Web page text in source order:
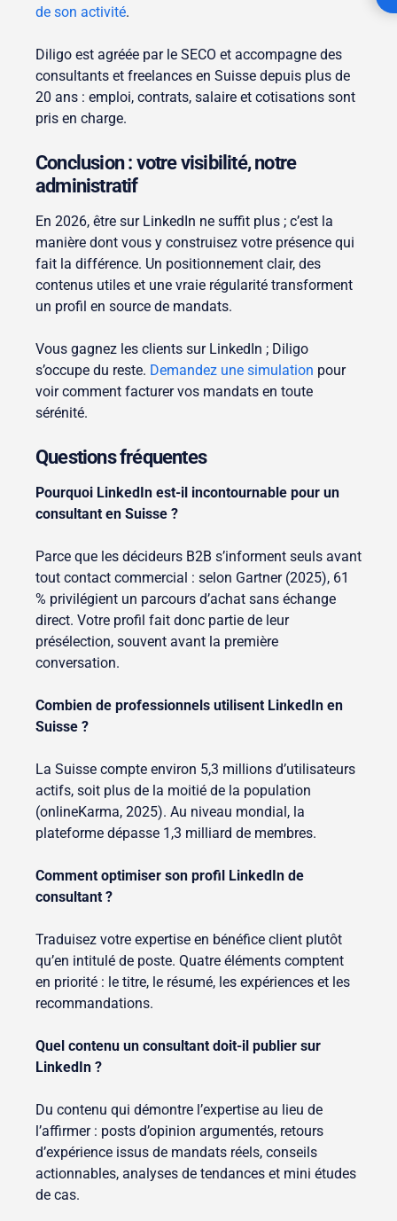
de son activité.
Diligo est agréée par le SECO et accompagne des
consultants et freelances en Suisse depuis plus de
20 ans : emploi, contrats, salaire et cotisations sont
pris en charge.
Conclusion : votre visibilité, notre
administratif
En 2026, être sur LinkedIn ne suffit plus ; c’est la
manière dont vous y construisez votre présence qui
fait la différence. Un positionnement clair, des
contenus utiles et une vraie régularité transforment
un profil en source de mandats.
Vous gagnez les clients sur LinkedIn ; Diligo
s’occupe du reste. Demandez une simulation pour
voir comment facturer vos mandats en toute
sérénité.
Questions fréquentes
Pourquoi LinkedIn est-il incontournable pour un
consultant en Suisse ?
Parce que les décideurs B2B s’informent seuls avant
tout contact commercial : selon Gartner (2025), 61
% privilégient un parcours d’achat sans échange
direct. Votre profil fait donc partie de leur
présélection, souvent avant la première
conversation.
Combien de professionnels utilisent LinkedIn en
Suisse ?
La Suisse compte environ 5,3 millions d’utilisateurs
actifs, soit plus de la moitié de la population
(onlineKarma, 2025). Au niveau mondial, la
plateforme dépasse 1,3 milliard de membres.
Comment optimiser son profil LinkedIn de
consultant ?
Traduisez votre expertise en bénéfice client plutôt
qu’en intitulé de poste. Quatre éléments comptent
en priorité : le titre, le résumé, les expériences et les
recommandations.
Quel contenu un consultant doit-il publier sur
LinkedIn ?
Du contenu qui démontre l’expertise au lieu de
l’affirmer : posts d’opinion argumentés, retours
d’expérience issus de mandats réels, conseils
actionnables, analyses de tendances et mini études
de cas.